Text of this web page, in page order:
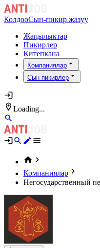
КолдооСын-пикир жазуу
Жаңылыктар
Пикирлер
Китепкана
Компаниялар
Сын-пикирлер
Loading...
Компаниялар
Негосударственный